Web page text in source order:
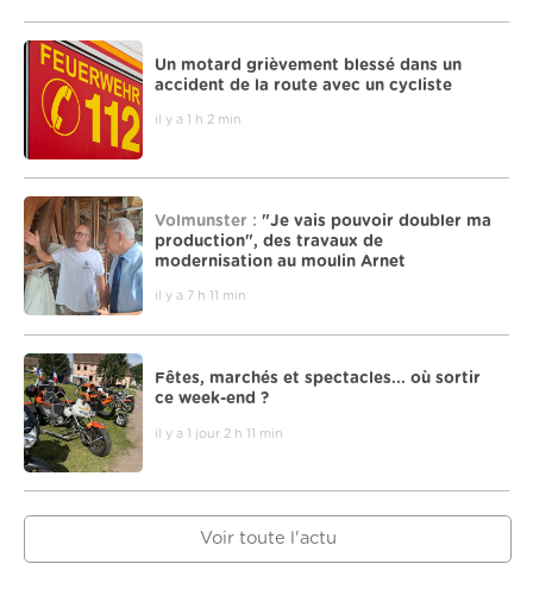
Un motard grièvement blessé dans un
accident de la route avec un cycliste
il y a 1 h 2 min
Volmunster : "Je vais pouvoir doubler ma
production", des travaux de
modernisation au moulin Arnet
il y a 7 h 11 min
Fêtes, marchés et spectacles... où sortir
ce week-end ?
il y a 1 jour 2 h 11 min
Voir toute l'actu